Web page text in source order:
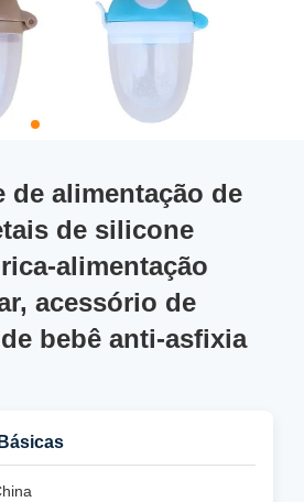
de alimentação de
de silicone
alimentação
acessório de
bebê anti-asfixia